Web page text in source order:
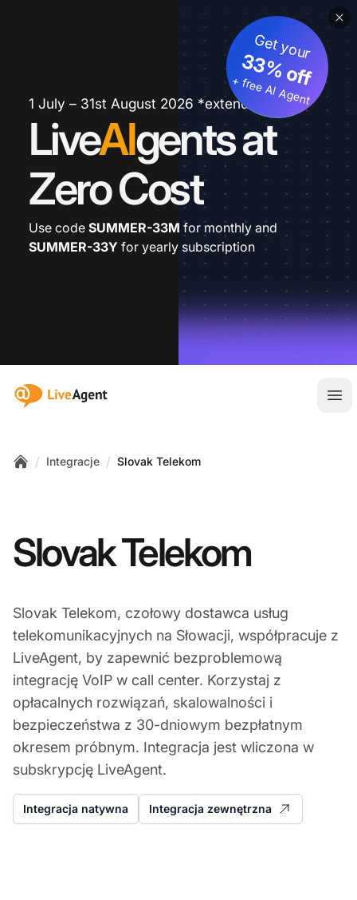
1 July – 31st August 2026 *extended
LiveAIgents at
Zero Cost
Get your
33% off
+ free AI Agent
Use code SUMMER-33M for monthly and
SUMMER-33Y for yearly subscription
:site.title
/ Integracje / Slovak Telekom
Slovak Telekom
Slovak Telekom, czołowy dostawca usług
telekomunikacyjnych na Słowacji, współpracuje z
LiveAgent, by zapewnić bezproblemową
integrację VoIP w call center. Korzystaj z
opłacalnych rozwiązań, skalowalności i
bezpieczeństwa z 30-dniowym bezpłatnym
okresem próbnym. Integracja jest wliczona w
subskrypcję LiveAgent.
Integracja natywna Integracja zewnętrzna